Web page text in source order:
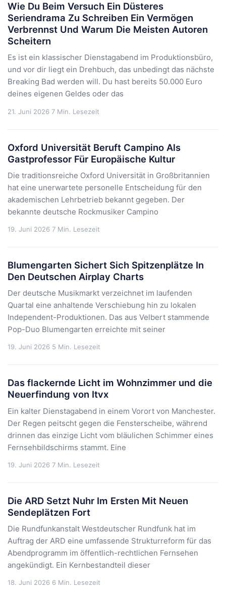
Wie Du Beim Versuch Ein Düsteres
Seriendrama Zu Schreiben Ein Vermögen
Verbrennst Und Warum Die Meisten Autoren
Scheitern
Es ist ein klassischer Dienstagabend im Produktionsbüro,
und vor dir liegt ein Drehbuch, das unbedingt das nächste
Breaking Bad werden will. Du hast bereits 50.000 Euro
deines eigenen Geldes oder das
21. Juni 2026 7 Min. Lesezeit
Oxford Universität Beruft Campino Als
Gastprofessor Für Europäische Kultur
Die traditionsreiche Oxford Universität in Großbritannien
hat eine unerwartete personelle Entscheidung für den
akademischen Lehrbetrieb bekannt gegeben. Der
bekannte deutsche Rockmusiker Campino
19. Juni 2026 7 Min. Lesezeit
Blumengarten Sichert Sich Spitzenplätze In
Den Deutschen Airplay Charts
Der deutsche Musikmarkt verzeichnet im laufenden
Quartal eine anhaltende Verschiebung hin zu lokalen
Independent-Produktionen. Das aus Velbert stammende
Pop-Duo Blumengarten erreichte mit seiner
19. Juni 2026 5 Min. Lesezeit
Das flackernde Licht im Wohnzimmer und die
Neuerfindung von Itvx
Ein kalter Dienstagabend in einem Vorort von Manchester.
Der Regen peitscht gegen die Fensterscheibe, während
drinnen das einzige Licht vom bläulichen Schimmer eines
Fernsehbildschirms stammt. Eine
19. Juni 2026 7 Min. Lesezeit
Die ARD Setzt Nuhr Im Ersten Mit Neuen
Sendeplätzen Fort
Die Rundfunkanstalt Westdeutscher Rundfunk hat im
Auftrag der ARD eine umfassende Strukturreform für das
Abendprogramm im öffentlich-rechtlichen Fernsehen
angekündigt. Ein Kernbestandteil dieser
18. Juni 2026 6 Min. Lesezeit